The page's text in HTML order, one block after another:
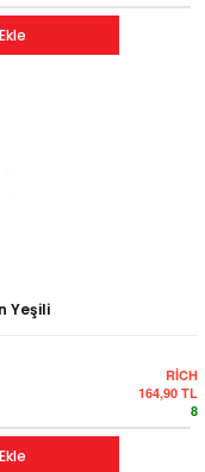
Yeşili
RİCH
164,90 TL
8